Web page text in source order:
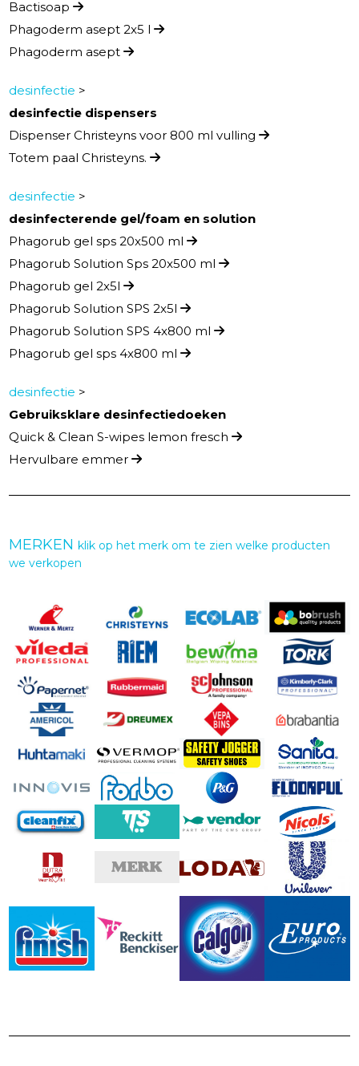
Bactisoap
Phagoderm asept 2x5 l
Phagoderm asept
desinfectie >
desinfectie dispensers
Dispenser Christeyns voor 800 ml vulling
Totem paal Christeyns.
desinfectie >
desinfecterende gel/foam en solution
Phagorub gel sps 20x500 ml
Phagorub Solution Sps 20x500 ml
Phagorub gel 2x5l
Phagorub Solution SPS 2x5l
Phagorub Solution SPS 4x800 ml
Phagorub gel sps 4x800 ml
desinfectie >
Gebruiksklare desinfectiedoeken
Quick & Clean S-wipes lemon fresch
Hervulbare emmer
MERKENklik op het merk om te zien welke producten
we verkopen